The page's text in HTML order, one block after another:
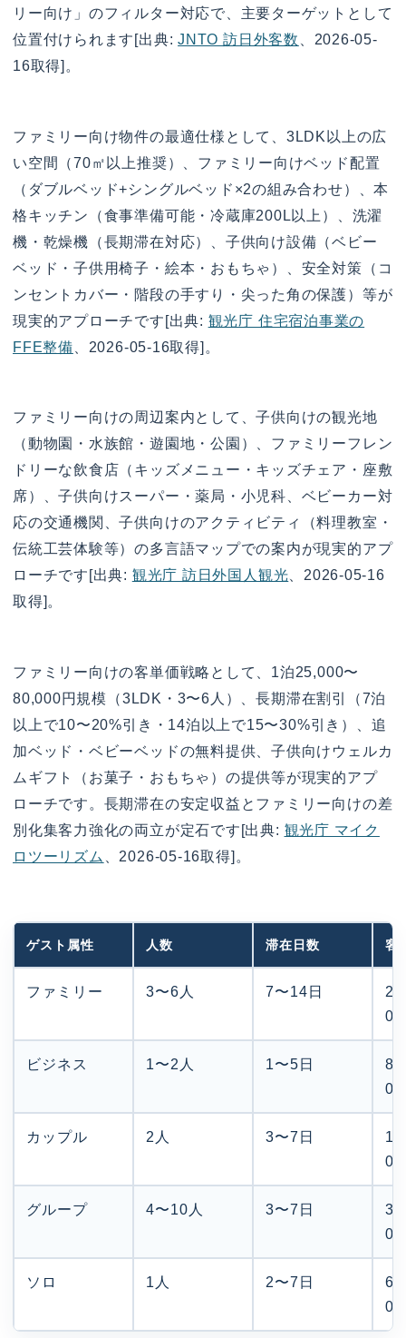
リー向け」のフィルター対応で、主要ターゲットとして
位置付けられます[出典:JNTO 訪日外客数
、2026-05-
16取得]。
ファミリー向け物件の最適仕様として、3LDK以上の広
い空間（70㎡以上推奨）、ファミリー向けベッド配置
（ダブルベッド+シングルベッド×2の組み合わせ）、本
格キッチン（食事準備可能・冷蔵庫200L以上）、洗濯
機・乾燥機（長期滞在対応）、子供向け設備（ベビー
ベッド・子供用椅子・絵本・おもちゃ）、安全対策（コ
ンセントカバー・階段の手すり・尖った角の保護）等が
現実的アプローチです[出典: 観光庁 住宅宿泊事業の
FFE整備 、2026-05-16取得]。
ファミリー向けの周辺案内として、子供向けの観光地
（動物園・水族館・遊園地・公園）、ファミリーフレン
ドリーな飲食店（キッズメニュー・キッズチェア・座敷
席）、子供向けスーパー・薬局・小児科、ベビーカー対
応の交通機関、子供向けのアクティビティ（料理教室・
伝統工芸体験等）の多言語マップでの案内が現実的アプ
ローチです[出典: 観光庁 訪日外国人観光 、2026-05-16
取得]。
ファミリー向けの客単価戦略として、1泊25,000〜
80,000円規模（3LDK・3〜6人）、長期滞在割引（7泊
以上で10〜20%引き・14泊以上で15〜30%引き）、追
加ベッド・ベビーベッドの無料提供、子供向けウェルカ
ムギフト（お菓子・おもちゃ）の提供等が現実的アプ
ローチです。長期滞在の安定収益とファミリー向けの差
別化集客力強化の両立が定石です[出典: 観光庁 マイク
ロツーリズム
、2026-05-16取得]。
ゲスト属性 人数 滞在日数 客
ファミリー 3〜6人 7〜14日
ビジネス 1〜2人 1〜5日
00
カップル 2人 3〜7日
グループ 4〜10人 3〜7日
ソロ 1人 2〜7日
00